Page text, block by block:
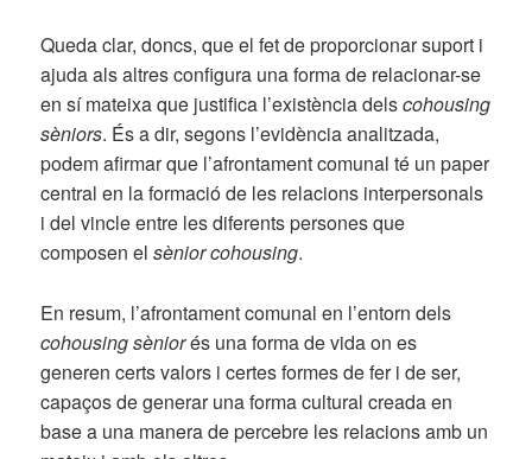
Queda clar, doncs, que el fet de proporcionar suport i
ajuda als altres configura una forma de relacionar-se
en sí mateixa que justifica l’existència delscohousing
sèniors. És a dir, segons l’evidència analitzada,
podem afirmar que l’afrontament comunal té un paper
central en la formació de les relacions interpersonals
i del vincle entre les diferents persones que
composen elsènior cohousing.
En resum, l’afrontament comunal en l’entorn dels
cohousing sèniorés una forma de vida on es
generen certs valors i certes formes de fer i de ser,
capaços de generar una forma cultural creada en
base a una manera de percebre les relacions amb un